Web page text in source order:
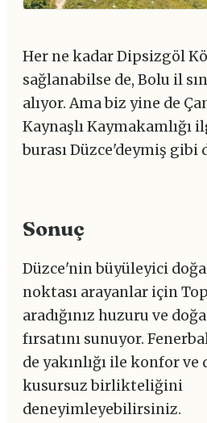
Her ne kadar Dipsizgöl
sağlanabilse de, Bolu il
alıyor. Ama biz yine de
Kaynaşlı Kaymakamlığı
burası Düzce'deymiş gibi
Sonuç
Düzce'nin büyüleyici
noktası arayanlar için
aradığınız huzuru ve
fırsatını sunuyor.
de yakınlığı ile konfor
kusursuz birlikteliğini
deneyimleyebilirsiniz.